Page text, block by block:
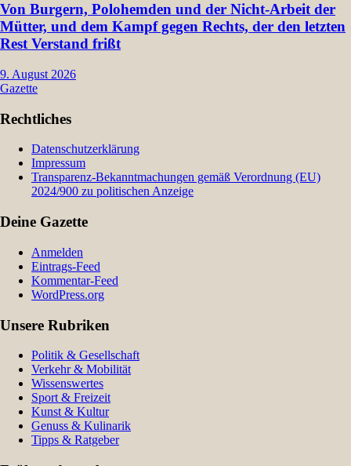
Von Burgern, Polohemden und der Nicht-Arbeit der
Mütter, und dem Kampf gegen Rechts, der den letzten
Rest Verstand frißt
9. August 2026
Gazette
Rechtliches
Datenschutzerklärung
Impressum
Transparenz-Bekanntmachungen gemäß Verordnung (EU)
2024/900 zu politischen Anzeige
Deine Gazette
Anmelden
Eintrags-Feed
Kommentar-Feed
WordPress.org
Unsere Rubriken
Politik & Gesellschaft
Verkehr & Mobilität
Wissenswertes
Sport & Freizeit
Kunst & Kultur
Genuss & Kulinarik
Tipps & Ratgeber